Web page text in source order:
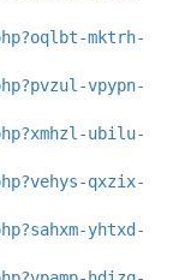
mktrh-
vpypn-
ubilu-
qxzix-
yhtxd-